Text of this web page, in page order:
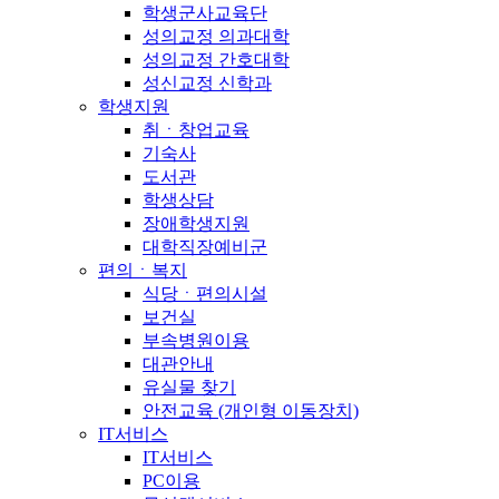
학생군사교육단
성의교정 의과대학
성의교정 간호대학
성신교정 신학과
학생지원
취ㆍ창업교육
기숙사
도서관
학생상담
장애학생지원
대학직장예비군
편의ㆍ복지
식당ㆍ편의시설
보건실
부속병원이용
대관안내
유실물 찾기
안전교육 (개인형 이동장치)
IT서비스
IT서비스
PC이용